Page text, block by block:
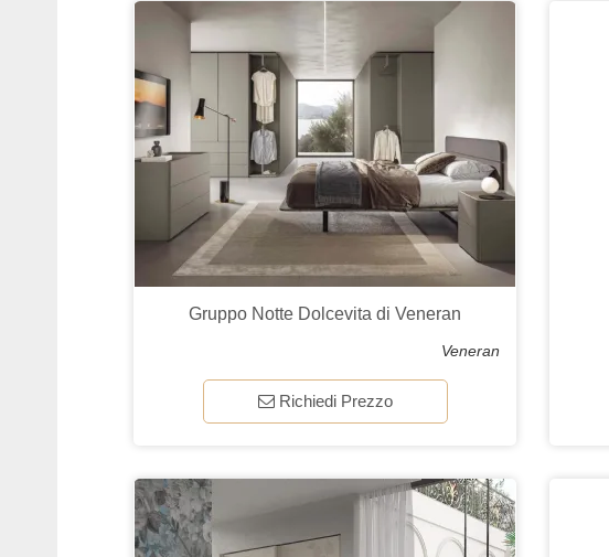
Gruppo Notte Dolcevita di Veneran
Veneran
Richiedi Prezzo